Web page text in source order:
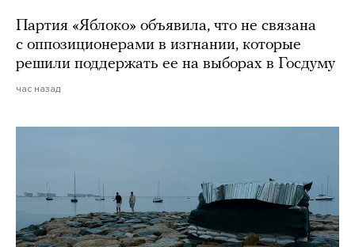
Партия «Яблоко» объявила, что не связана
с оппозиционерами в изгнании, которые
решили поддержать ее на выборах в Госдуму
час назад